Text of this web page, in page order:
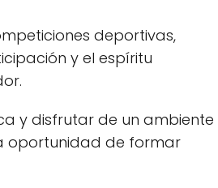
deportivas,
y el espíritu
y disfrutar de un ambiente
oportunidad de formar